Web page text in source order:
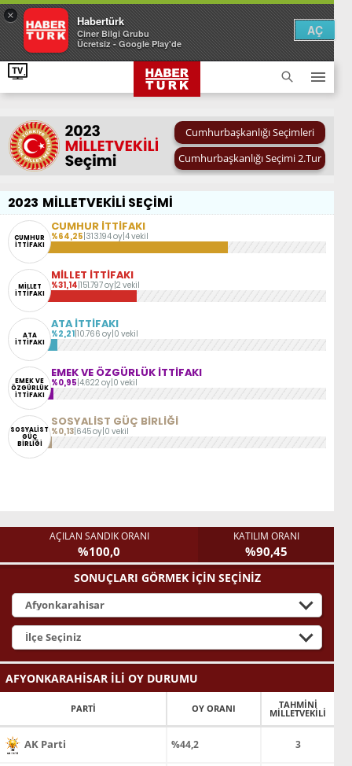
× Habertürk
Ciner Bilgi Grubu
Ücretsiz - Google Play'de
AÇ
Cumhurbaşkanlığı Seçimleri
Cumhurbaşkanlığı Seçimi 2.Tur
2023 MİLLETVEKİLİ SEÇİMİ
CUMHUR
İTTİFAKI
CUMHUR İTTİFAKI
%64,25 313.194 oy 4 vekil
MİLLET
İTTİFAKI
MİLLET İTTİFAKI
%31,14 151.797 oy 2 vekil
ATA
İTTİFAKI
ATA İTTİFAKI
%2,21 10.766 oy 0 vekil
EMEK VE
ÖZGÜRLÜK
İTTİFAKI
EMEK VE ÖZGÜRLÜK İTTİFAKI
%0,95 4.622 oy 0 vekil
SOSYALİST
GÜÇ
BİRLİĞİ
SOSYALİST GÜÇ BİRLİĞİ
%0,13 645 oy 0 vekil
AÇILAN SANDIK ORANI
%100,0
KATILIM ORANI
%90,45
SONUÇLARI GÖRMEK İÇİN SEÇİNİZ
AFYONKARAHİSAR İLİ OY DURUMU
PARTİ OY ORANI TAHMİNİ
MİLLETVEKİLİ
AK Parti %44,2 3